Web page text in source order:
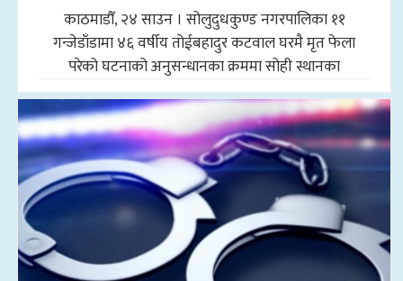
काठमाडौँ, २४ साउन । सोलुदुधकुण्ड नगरपालिका ११
गन्जेडाँडामा ४६ वर्षीय तोईबहादुर कटवाल घरमै मृत फेला
परेको घटनाको अनुसन्धानका क्रममा सोही स्थानका